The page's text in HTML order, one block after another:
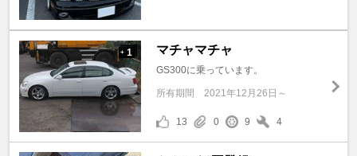
+ 1 マチャマチャ
GS300に乗っています。
所有期間 2021年12月26日～
13 0 9 4